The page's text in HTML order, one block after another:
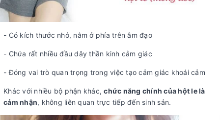
- Có kích thước nhỏ, nằm ở phía trên âm đạo
- Chứa rất nhiều đầu dây thần kinh cảm giác
- Đóng vai trò quan trọng trong việc tạo cảm giác khoái cảm
Khác với nhiều bộ phận khác,chức năng chính của hột le là
cảm nhận, không liên quan trực tiếp đến sinh sản.